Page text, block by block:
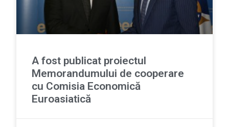
A fost publicat proiectul
Memorandumului de cooperare
cu Comisia Economică
Euroasiatică